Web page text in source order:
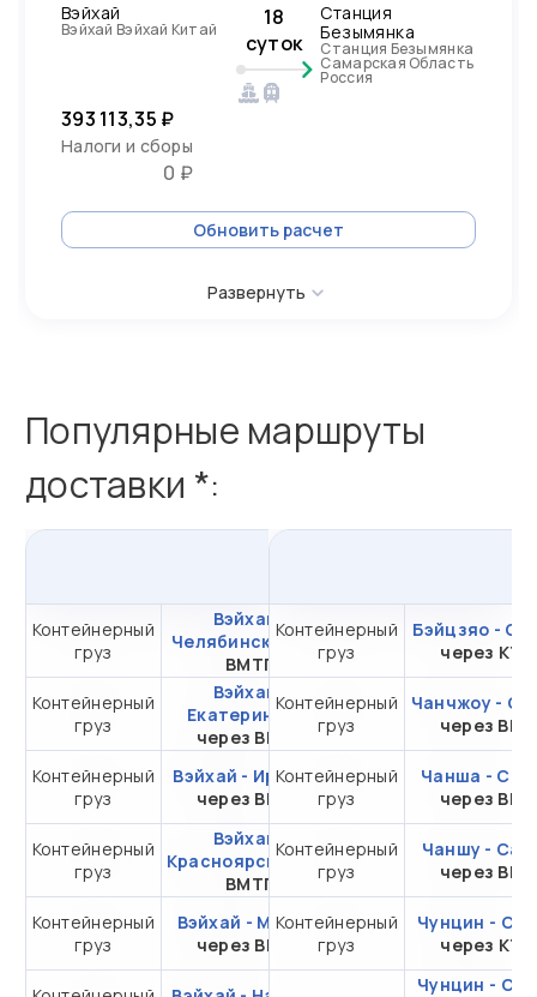
Вэйхай
Вэйхай Вэйхай Китай
18
суток
Станция
Безымянка
Станция Безымянка
Самарская Область
Россия
393 113,35 ₽
Налоги и сборы
0 ₽
Обновить расчет
Развернуть
Популярные маршруты
доставки *:
Контейнерный
груз
Вэйхай -
Челябинск через
ВМТП
от 653 720,30 ₽ за
20DC
Контейнерный
груз
Вэйхай -
Екатеринбург
через ВМТП
от 414 513,35 ₽ за
20DC
Контейнерный
груз
Вэйхай - Иркутск
через ВМТП
от 304 709,36 ₽ за
20DC
Контейнерный
груз
Вэйхай -
Красноярскчерез
ВМТП
от 339 873,35 ₽ за
20DC
Контейнерный
груз
Вэйхай - Москва
через ВМТП
от 384 709,36 ₽ за
20DC
Контейнерный
груз
Бэйцзяо -
через
Контейнерный
груз
Чанчжоу -
через
Контейнерный
груз
Чанша -
через
Контейнерный
груз
Чаншу -
через
Контейнерный
груз
Чунцин -
через
Чунцин -